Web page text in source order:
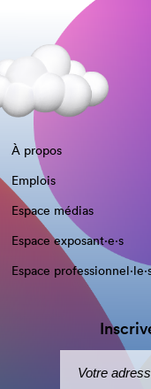
À propos
Emplois
Espace médias
Espace exposant·e⋅s
Espace